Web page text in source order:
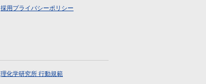
採用プライバシーポリシー
理化学研究所 行動規範